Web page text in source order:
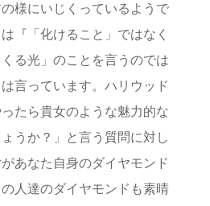
様にいじくっているようで
『「化けること」ではなく
くる光」のことを言うのでは
言っています。ハリウッド
たら貴女のような魅力的な
うか？」と言う質問に対し
があなた自身のダイヤモンド
人達のダイヤモンドも素晴